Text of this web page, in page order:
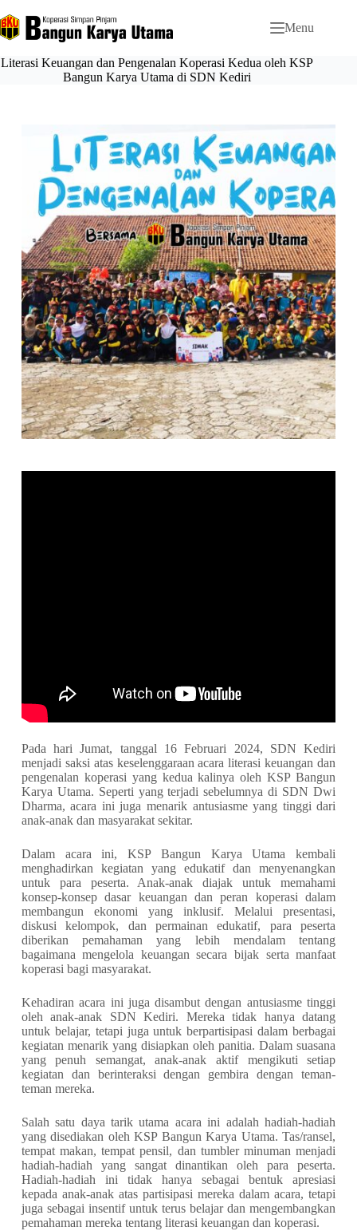
Menu
Literasi Keuangan dan Pengenalan Koperasi Kedua oleh KSP
Bangun Karya Utama di SDN Kediri
Pada hari Jumat, tanggal 16 Februari 2024, SDN Kediri
menjadi saksi atas keselenggaraan acara literasi keuangan dan
pengenalan koperasi yang kedua kalinya oleh KSP Bangun
Karya Utama. Seperti yang terjadi sebelumnya di SDN Dwi
Dharma, acara ini juga menarik antusiasme yang tinggi dari
anak-anak dan masyarakat sekitar.
Dalam acara ini, KSP Bangun Karya Utama kembali
menghadirkan kegiatan yang edukatif dan menyenangkan
untuk para peserta. Anak-anak diajak untuk memahami
konsep-konsep dasar keuangan dan peran koperasi dalam
membangun ekonomi yang inklusif. Melalui presentasi,
diskusi kelompok, dan permainan edukatif, para peserta
diberikan pemahaman yang lebih mendalam tentang
bagaimana mengelola keuangan secara bijak serta manfaat
koperasi bagi masyarakat.
Kehadiran acara ini juga disambut dengan antusiasme tinggi
oleh anak-anak SDN Kediri. Mereka tidak hanya datang
untuk belajar, tetapi juga untuk berpartisipasi dalam berbagai
kegiatan menarik yang disiapkan oleh panitia. Dalam suasana
yang penuh semangat, anak-anak aktif mengikuti setiap
kegiatan dan berinteraksi dengan gembira dengan teman-
teman mereka.
Salah satu daya tarik utama acara ini adalah hadiah-hadiah
yang disediakan oleh KSP Bangun Karya Utama. Tas/ransel,
tempat makan, tempat pensil, dan tumbler minuman menjadi
hadiah-hadiah yang sangat dinantikan oleh para peserta.
Hadiah-hadiah ini tidak hanya sebagai bentuk apresiasi
kepada anak-anak atas partisipasi mereka dalam acara, tetapi
juga sebagai insentif untuk terus belajar dan mengembangkan
pemahaman mereka tentang literasi keuangan dan koperasi.